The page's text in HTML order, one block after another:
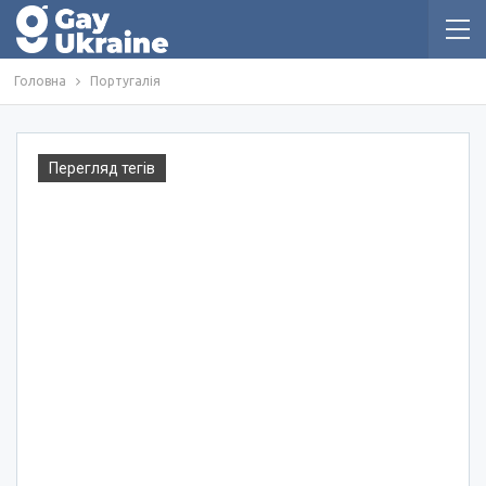
Головна Португалія
Перегляд тегів